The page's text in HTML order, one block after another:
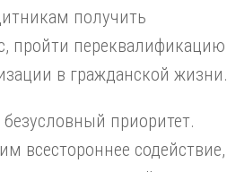
получить
пройти переквалификацию
в гражданской жизни.
приоритет.
всестороннее содействие,